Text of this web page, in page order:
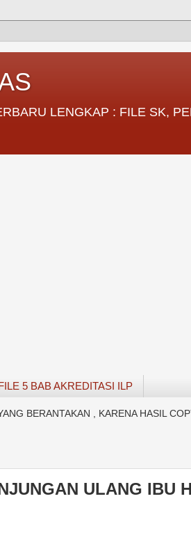
LENGKAP : FILE SK,
5 BAB AKREDITASI ILP
BERANTAKAN , KARENA HASIL
ULANG IBU